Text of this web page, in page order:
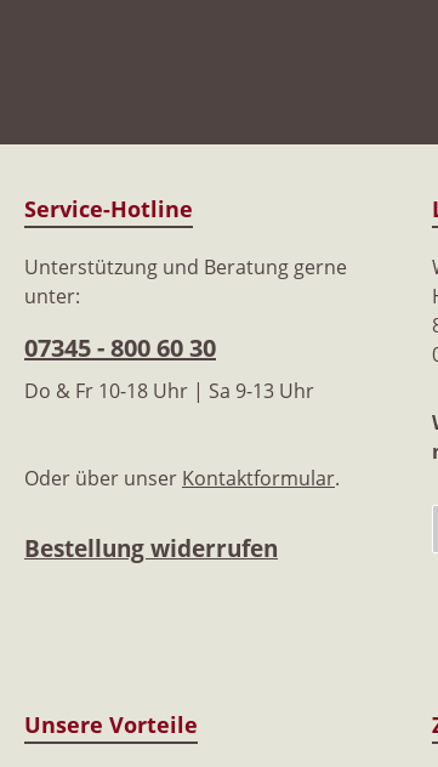
Service-Hotline
Unterstützung und Beratung gerne
unter:
07345 - 800 60 30
Do & Fr 10-18 Uhr | Sa 9-13 Uhr
Oder über unser Kontaktformular.
Bestellung widerrufen
Unsere Vorteile